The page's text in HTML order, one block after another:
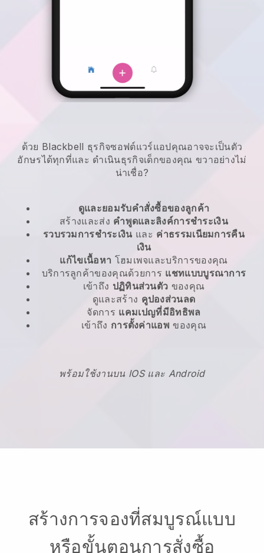
ด้วย Blackbell ธุรกิจซอฟต์แวร์แอปคุณอาจจะเป็นตัว
อักษรได้ทุกที่และ ดำเนินธุรกิจเด็กของคุณ ขวาอย่างไม่
น่าเชื่อ?
ดูและยอมรับคำสั่งซื้อของลูกค้า
สร้างและส่ง คำพูดและลิงค์การชำระเงิน
รวบรวมการชำระเงิน และ ค่าธรรมเนียมการคืน
เงิน
แก้ไขเนื้อหา โฮมเพจและบริการของคุณ
บริการลูกค้าของคุณด้วยการ แชทแบบบูรณาการ
เข้าถึง ปฏิทินส่วนตัว ของคุณ
ดูและสร้าง คูปองส่วนลด
จัดการ แคมเปญที่มีอิทธิพล
เข้าถึง การตั้งค่าแอพ ของคุณ
พร้อมใช้งานบน IOS และ Android
สร้างการจองที่สมบูรณ์แบบ
หรือขั้นตอนการสั่งซื้อ